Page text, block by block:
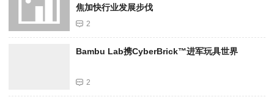
焦加快行业发展步伐
2
Bambu Lab携Cyber​​Brick™进军玩具世界
2